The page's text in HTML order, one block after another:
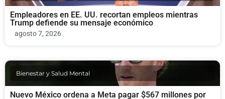
Empleadores en EE. UU. recortan empleos mientras
Trump defiende su mensaje económico
agosto 7, 2026
Bienestar y Salud Mental
Nuevo México ordena a Meta pagar $567 millones por